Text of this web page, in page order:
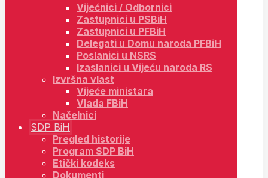
Vijećnici / Odbornici
Zastupnici u PSBiH
Zastupnici u PFBiH
Delegati u Domu naroda PFBiH
Poslanici u NSRS
Izaslanici u Vijeću naroda RS
Izvršna vlast
Vijeće ministara
Vlada FBiH
Načelnici
SDP BiH
Pregled historije
Program SDP BiH
Etički kodeks
Dokumenti